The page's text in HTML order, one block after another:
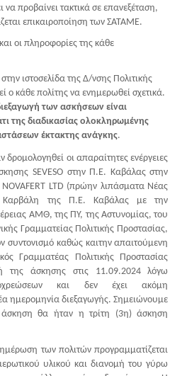
να προβαίνει τακτικά σε επανεξέταση,
επικαιροποίηση των ΣΑΤΑΜΕ.
οι πληροφορίες της κάθε
ιστοσελίδα της Δ/νσης Πολιτικής
ο κάθε πολίτης να ενημερωθεί σχετικά.
των ασκήσεων είναι
της διαδικασίας ολοκληρωμένης
έκτακτης ανάγκης.
δρομολογηθεί οι απαραίτητες ενέργειες
SEVESO στην Π.Ε. Καβάλας στην
NOVAFERT LTD (πρώην λιπάσματα Νέας
της Π.Ε. Καβάλας με την
ΑΜΘ, της ΠΥ, της Αστυνομίας, του
Γραμματείας Πολιτικής Προστασίας,
συντονισμό καθώς καιτην απαιτούμενη
Γραμματέας Πολιτικής Προστασίας
της άσκησης στις 11.09.2024 λόγω
και δεν έχει ακόμη
ημερομηνία διεξαγωγής. Σημειώνουμε
άσκηση θα ήταν η τρίτη (3η) άσκηση
των πολιτών προγραμματίζεται
υλικού και διανομή του γύρω